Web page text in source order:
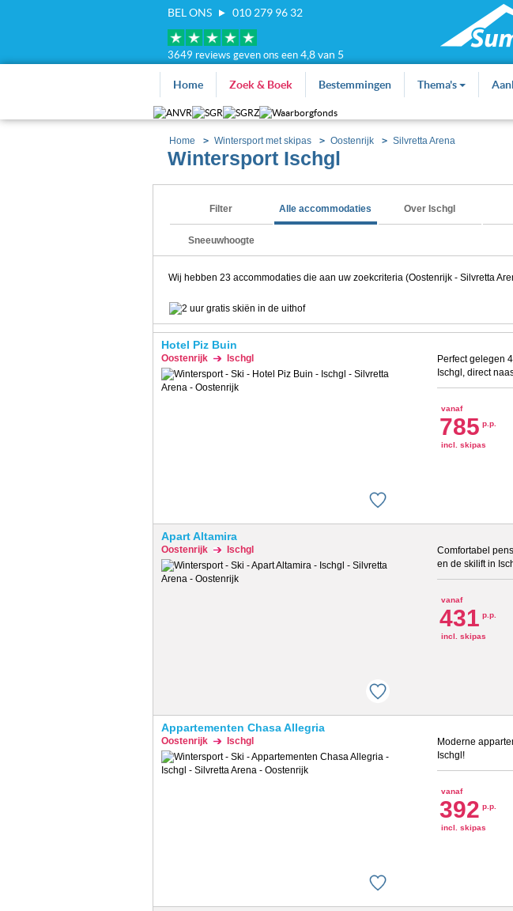
BEL ONS 010 279 96 32
3649 reviews geven ons een 4,8 van 5
Home Zoek & Boek Bestemmingen Thema's
Home Wintersport met skipas Oostenrijk Silvretta Arena
Wintersport Ischgl
Filter Alle accommodaties Over Ischgl
Sneeuwhoogte
Wij hebben 23accommodaties die aan uw zoekcriteria (Oostenrijk - Silvretta
Hotel Piz Buin
Oostenrijk Ischgl
Perfect gelegen
Ischgl, direct
vanaf
785 p.p.
incl. skipas
Apart Altamira
Oostenrijk Ischgl
Comfortabel
en de skilift in
vanaf
431 p.p.
incl. skipas
Appartementen Chasa Allegria
Oostenrijk Ischgl
Moderne
Ischgl!
vanaf
392 p.p.
incl. skipas